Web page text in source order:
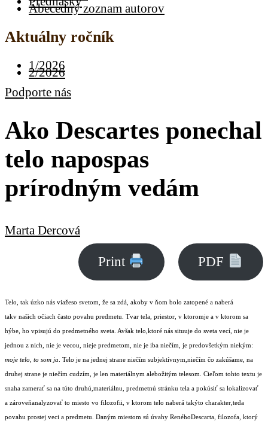
Abecedný zoznam autorov
Aktuálny ročník
1/2026
2/2026
Podporte nás
Ako Descartes ponechal
telo napospas
prírodným vedám
Marta Dercová
Print PDF
Telo , tak úzko nás viažeso svetom, že sa zdá, akoby v ňom bolo zatopené a naberá
takv našich očiach často povahu predmetu. Tvar tela, priestor, v ktoromje a v ktorom sa
hýbe, ho vpisujú do predmetného sveta. Avšak telo,ktoré nás situuje do sveta vecí, nie je
jednou z nich, nie je vecou, nieje predmetom, nie je iba niečím, je predovšetkým niekým:
moje telo, to som ja . Telo je na jednej strane niečím subjektívnym,niečím čo zakúšame, na
druhej strane je niečím cudzím, je len materiálnym alebožitým telesom. Cieľom tohto textu je
snaha zamerať sa na túto druhú,materiálnu, predmetnú stránku tela a pokúsiť sa lokalizovať
a zároveňanalyzovať to miesto vo filozofii, v ktorom telo naberá takýto charakter,teda
povahu prostej veci a predmetu. Daným miestom sú úvahy RenéhoDescarta, filozofa, ktorý